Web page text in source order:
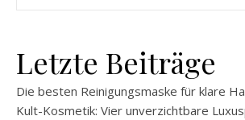
Letzte Beiträge
Die besten Reinigungsmaske für klare
Kult-Kosmetik: Vier unverzichtbare